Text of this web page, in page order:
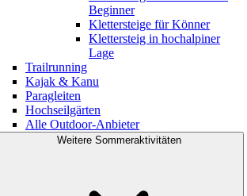
Beginner
Klettersteige für Könner
Klettersteig in hochalpiner
Lage
Trailrunning
Kajak & Kanu
Paragleiten
Hochseilgärten
Alle Outdoor-Anbieter
Weitere Sommeraktivitäten